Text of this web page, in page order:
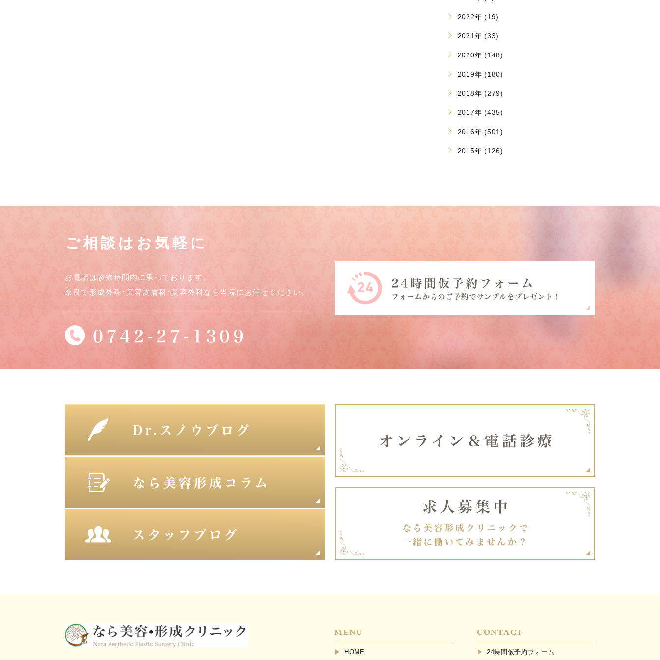
2022年 (19)
2021年 (33)
2020年 (148)
2019年 (180)
2018年 (279)
2017年 (435)
2016年 (501)
2015年 (126)
ご相談はお気軽に
お電話は診療時間内に承っております。
奈良で形成外科･美容皮膚科･美容外科なら当院にお任せください。
MENU
HOME
CONTACT
24時間仮予約フォーム